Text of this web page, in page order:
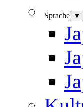
Sprache ▼